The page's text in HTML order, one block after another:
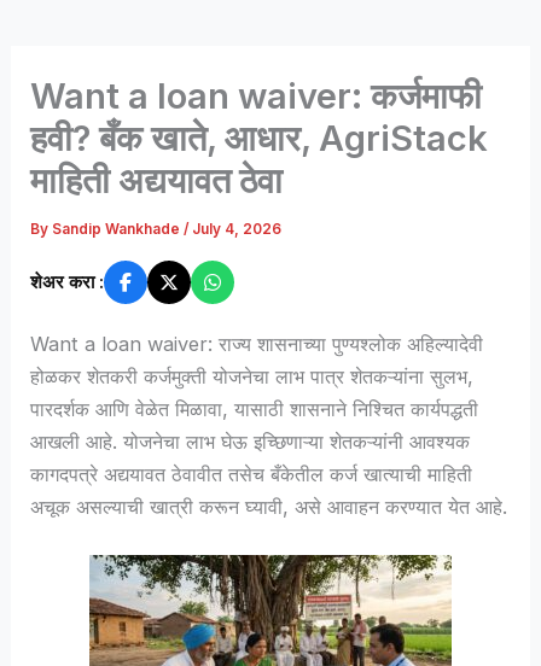
Want a loan waiver: कर्जमाफी
हवी? बँक खाते, आधार, AgriStack
माहिती अद्ययावत ठेवा
By Sandip Wankhade/ July 4, 2026
शेअर करा :
Want a loan waiver: राज्य शासनाच्या पुण्यश्लोक अहिल्यादेवी
होळकर शेतकरी कर्जमुक्ती योजनेचा लाभ पात्र शेतकऱ्यांना सुलभ,
पारदर्शक आणि वेळेत मिळावा, यासाठी शासनाने निश्चित कार्यपद्धती
आखली आहे. योजनेचा लाभ घेऊ इच्छिणाऱ्या शेतकऱ्यांनी आवश्यक
कागदपत्रे अद्ययावत ठेवावीत तसेच बँकेतील कर्ज खात्याची माहिती
अचूक असल्याची खात्री करून घ्यावी, असे आवाहन करण्यात येत आहे.